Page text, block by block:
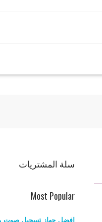
سلة المشتريات
Most Popular